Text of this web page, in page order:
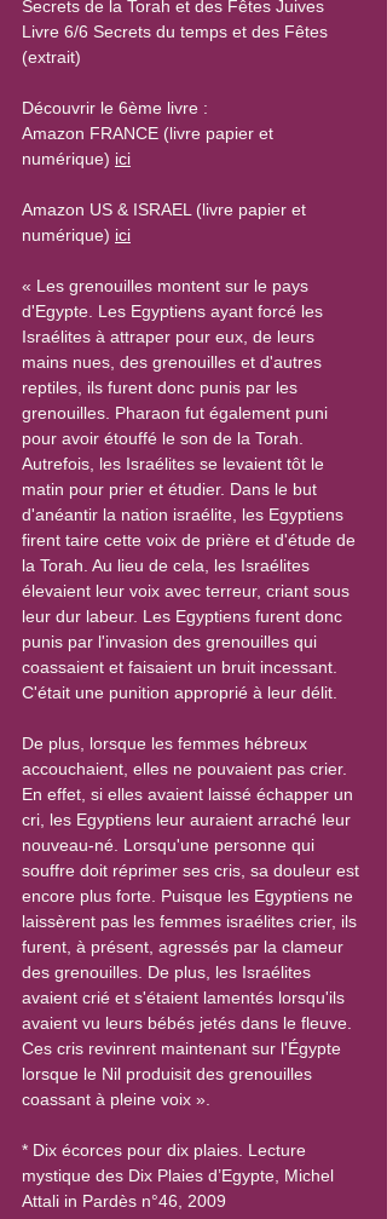
Secrets de la Torah et des Fêtes Juives
Livre 6/6 Secrets du temps et des Fêtes
(extrait)
Découvrir le 6ème livre :
Amazon FRANCE (livre papier et
numérique) ici
Amazon US & ISRAEL (livre papier et
numérique) ici
« Les grenouilles montent sur le pays
d'Egypte. Les Egyptiens ayant forcé les
Israélites à attraper pour eux, de leurs
mains nues, des grenouilles et d'autres
reptiles, ils furent donc punis par les
grenouilles. Pharaon fut également puni
pour avoir étouffé le son de la Torah.
Autrefois, les Israélites se levaient tôt le
matin pour prier et étudier. Dans le but
d'anéantir la nation israélite, les Egyptiens
firent taire cette voix de prière et d'étude de
la Torah. Au lieu de cela, les Israélites
élevaient leur voix avec terreur, criant sous
leur dur labeur. Les Egyptiens furent donc
punis par l'invasion des grenouilles qui
coassaient et faisaient un bruit incessant.
C'était une punition approprié à leur délit.
De plus, lorsque les femmes hébreux
accouchaient, elles ne pouvaient pas crier.
En effet, si elles avaient laissé échapper un
cri, les Egyptiens leur auraient arraché leur
nouveau-né. Lorsqu'une personne qui
souffre doit réprimer ses cris, sa douleur est
encore plus forte. Puisque les Egyptiens ne
laissèrent pas les femmes israélites crier, ils
furent, à présent, agressés par la clameur
des grenouilles. De plus, les Israélites
avaient crié et s'étaient lamentés lorsqu'ils
avaient vu leurs bébés jetés dans le fleuve.
Ces cris revinrent maintenant sur l'Égypte
lorsque le Nil produisit des grenouilles
coassant à pleine voix ».
* Dix écorces pour dix plaies. Lecture
mystique des Dix Plaies d’Egypte, Michel
Attali in Pardès n°46, 2009